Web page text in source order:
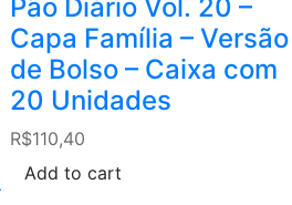
Pão Diário Vol. 20 –
Capa Família – Versão
de Bolso – Caixa com
20 Unidades
R$110,40
Add to cart